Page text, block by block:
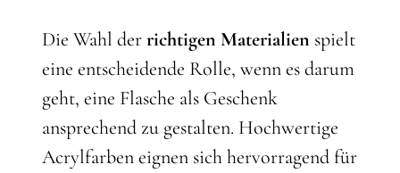
Die Wahl derrichtigen Materialien spielt
eine entscheidende Rolle, wenn es darum
geht, eine Flasche als Geschenk
ansprechend zu gestalten. Hochwertige
Acrylfarben eignen sich hervorragend für